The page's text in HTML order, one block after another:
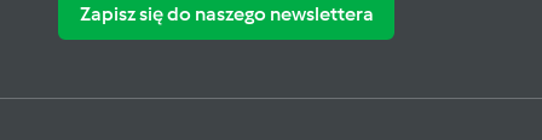
Zapisz się do naszego newslettera